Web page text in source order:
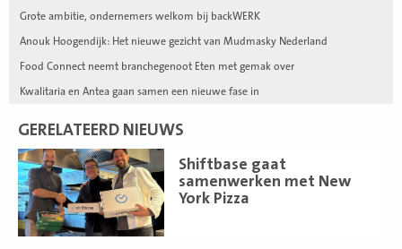
Grote ambitie, ondernemers welkom bij backWERK
Anouk Hoogendijk: Het nieuwe gezicht van Mudmasky Nederland
Food Connect neemt branchegenoot Eten met gemak over
Kwalitaria en Antea gaan samen een nieuwe fase in
GERELATEERD NIEUWS
Shiftbase gaat
samenwerken met New
York Pizza
Lees
meer